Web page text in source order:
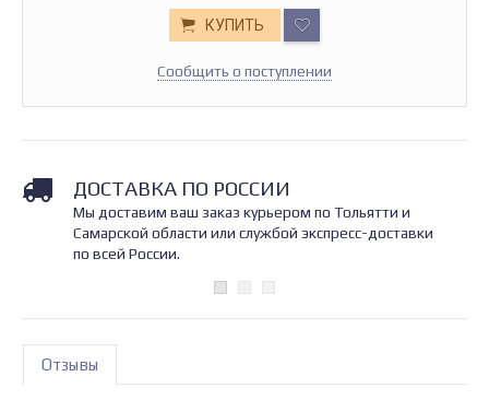
КУПИТЬ
Сообщить о поступлении
ДОСТАВКА ПО РОССИИ
Мы доставим ваш заказ курьером по Тольятти и
Самарской области или службой экспресс-доставки
по всей России.
Отзывы